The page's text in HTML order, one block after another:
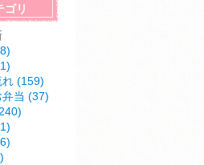
ゴリ
(159)
当 (37)